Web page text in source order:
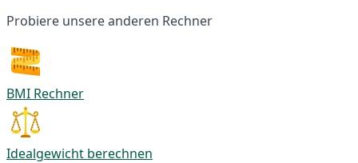
Probiere unsere anderen Rechner
BMI Rechner
Idealgewicht berechnen